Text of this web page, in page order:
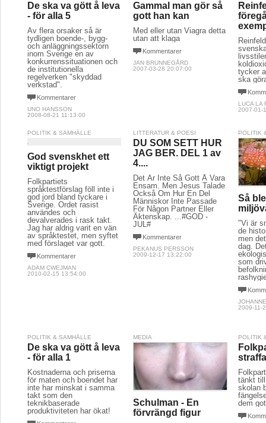
De ska va gött å leva
- för alla 5
Av flera orsaker så är
tydligen boende-, bygg-
och anläggningssektorn
inom Sverige en av
konkurrenssituationen och
de institutionella
regelverken "skyddad
verkstad".
Kommentarer
UNO HANSSON
2008-08-21 11:13:00
Gammal man gör så
gott han kan
Med eller utan Viagra detta
utan att klaga
Kommentarer
JAN BRUNNEGÅRD
2007-03-28 20:07:00
tycker
ska
LUCA LA
2007-01-
POLITIK & SAMHÄLLE
God svenskhet ett
viktigt projekt
Folkpartiets
språktestförslag föll inte i
god jord bland tyckare i
Sverige. Ordet rasist
användes och
devalverades i rask takt.
Jag har aldrig varit en vän
av språktestet, men syftet
med förslaget var gott.
Kommentarer
ADAM CWEJMAN
2010-02-15 13:54:00
LITTERATUR & POESI
DU SOM SETT HUR
JAG BER. DEL 1 av
4....
Det Är Inte Så Gott Å Vara
Ensam. Men Jesus Talade
Också Om Hur En Del
Människor Inte Passade
För Någon Partner Eller
Äktenskap. ...#GOD -
JUL#
Kommentarer
PEKANUS PERSSON
2009-12-17 13:22:00
POLITIK
Så
"Vi är
de
men
dag.
som
2009-11-
POLITIK & SAMHÄLLE
De ska va gött å leva
- för alla 1
Kostnaderna och priserna
för maten och boendet har
inte har minskat i samma
takt som den
teknikbaserade
produktiviteten har ökat!
MEDIA
Schulman - En
förvrängd figur
POLITIK
tänkt
skolan
dem